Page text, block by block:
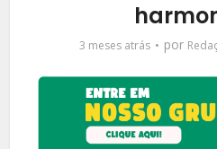
3 meses atrás por